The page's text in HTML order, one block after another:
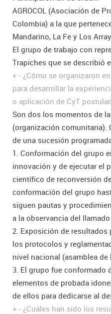
AGROCOL (Asociación de
Colombia) a la que
Mandarino, La Fe y Los
El grupo de trabajo con
Trapiches que se describió
+ - ¿Cómo se organizaron
para desarrollar la
o aplicación de CyT
Son dos los momentos de
(organización comunitaria).
de una sucesión
1. Conformación del grupo
innovación y de ejecutar el
científico de reconversión
conformación del grupo
siguen pautas y
a la observancia del
2. Exposición de
los protocolos y
nivel nacional (asamblea de
3. El grupo fue conformado
elementos de probada
de ellos para dedicarse al
+ - ¿Cuáles han sido los